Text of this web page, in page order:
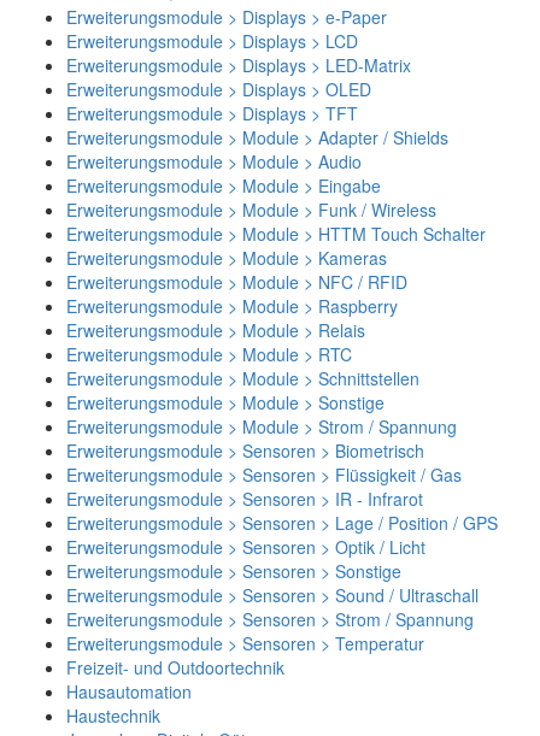
Erweiterungsmodule > Displays > e-Paper
Erweiterungsmodule > Displays > LCD
Erweiterungsmodule > Displays > LED-Matrix
Erweiterungsmodule > Displays > OLED
Erweiterungsmodule > Displays > TFT
Erweiterungsmodule > Module > Adapter / Shields
Erweiterungsmodule > Module > Audio
Erweiterungsmodule > Module > Eingabe
Erweiterungsmodule > Module > Funk / Wireless
Erweiterungsmodule > Module > HTTM Touch Schalter
Erweiterungsmodule > Module > Kameras
Erweiterungsmodule > Module > NFC / RFID
Erweiterungsmodule > Module > Raspberry
Erweiterungsmodule > Module > Relais
Erweiterungsmodule > Module > RTC
Erweiterungsmodule > Module > Schnittstellen
Erweiterungsmodule > Module > Sonstige
Erweiterungsmodule > Module > Strom / Spannung
Erweiterungsmodule > Sensoren > Biometrisch
Erweiterungsmodule > Sensoren > Flüssigkeit / Gas
Erweiterungsmodule > Sensoren > IR - Infrarot
Erweiterungsmodule > Sensoren > Lage / Position / GPS
Erweiterungsmodule > Sensoren > Optik / Licht
Erweiterungsmodule > Sensoren > Sonstige
Erweiterungsmodule > Sensoren > Sound / Ultraschall
Erweiterungsmodule > Sensoren > Strom / Spannung
Erweiterungsmodule > Sensoren > Temperatur
Freizeit- und Outdoortechnik
Hausautomation
Haustechnik